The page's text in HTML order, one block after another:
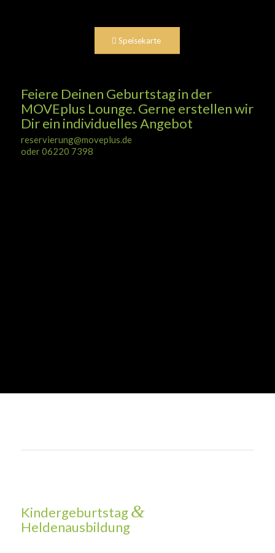
Speisekarte
Feiere Deinen Geburtstag in der
MOVEplus Lounge. Gerne erstellen wir
Dir ein individuelles Angebot
reservierung@moveplus.de
oder 06220 7398
Kindergeburtstag&
Heldenausbildung